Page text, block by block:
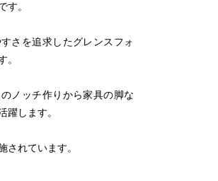
す。
さを追求したグレンスフォ
。
ノッチ作りから家具の脚な
躍します。
されています。